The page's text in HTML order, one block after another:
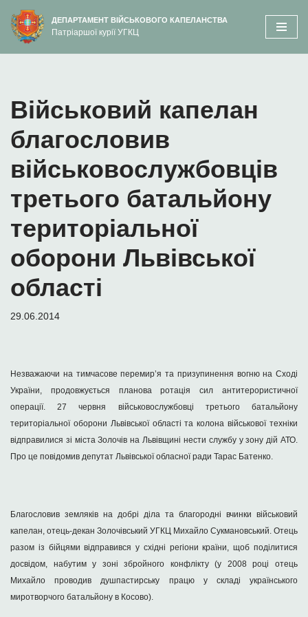
вмісту
Перейти
до
ДЕПАРТАМЕНТ ВІЙСЬКОВОГО КАПЕЛАНСТВА
Патріаршої курії УГКЦ
Військовий капелан
благословив
військовослужбовців
третього батальйону
територіальної
оборони Львівської
області
29.06.2014
Незважаючи на тимчасове перемир’я та призупинення вогню на Сході
України, продовжується планова ротація сил антитерористичної
операції. 27 червня військовослужбовці третього батальйону
територіальної оборони Львівської області та колона військової техніки
відправилися зі міста Золочів на Львівщині нести службу у зону дій АТО.
Про це повідомив депутат Львівської обласної ради Тарас Батенко.
Благословив земляків на добрі діла та благородні вчинки військовий
капелан, отець-декан Золочівський УГКЦ Михайло Сукмановський. Отець
разом із бійцями відправився у східні регіони країни, щоб поділитися
досвідом, набутим у зоні збройного конфлікту (у 2008 році отець
Михайло проводив душпастирську працю у складі українського
миротворчого батальйону в Косово).